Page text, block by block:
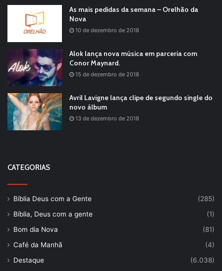
As mais pedidas da semana – Orelhão da
Nova
10 de dezembro de 2018
Alok lança nova música em parceria com
Conor Maynard.
15 de dezembro de 2018
Avril Lavigne lança clipe de segundo single do
novo álbum
13 de dezembro de 2018
CATEGORIAS
Bíblia Deus com a Gente
(285)
Bíblia, Deus com a gente
(1)
Bom dia Nova
(81)
Café da Manhã
(4)
Destaque
(6.038)